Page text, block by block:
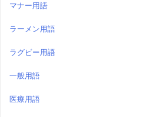
マナー用語
ラーメン用語
ラグビー用語
一般用語
医療用語